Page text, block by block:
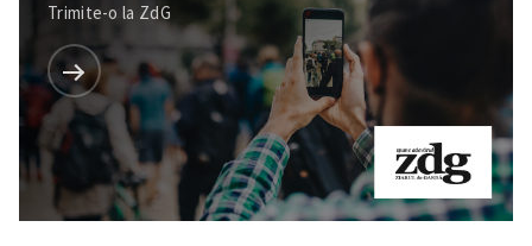
Trimite-o la ZdG